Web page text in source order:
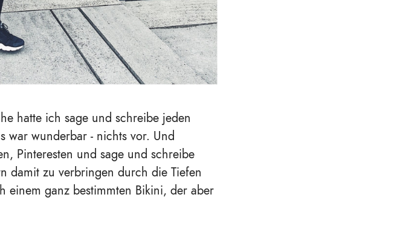
hatte ich sage und schreibe jeden
war wunderbar - nichts vor. Und
Pinteresten und sage und schreibe
damit zu verbringen durch die Tiefen
einem ganz bestimmten Bikini, der aber